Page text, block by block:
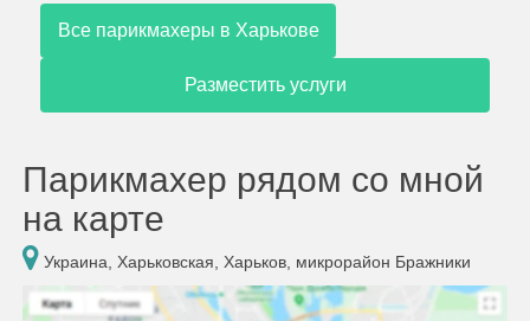
Все парикмахеры в Харькове
Разместить услуги
Парикмахер рядом со мной
на карте
Украина, Харьковская, Харьков, микрорайон Бражники